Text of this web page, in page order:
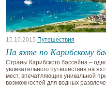
15.10.2015 Путешествия
На яхте по Карибскому
Страны Карибского бассейна –
увлекательного путешествия на
мест, впечатляющих уникальной
возможностей для водных